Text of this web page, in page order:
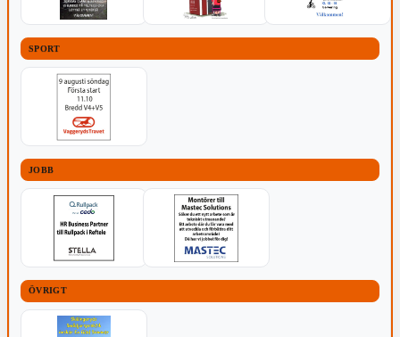
SPORT
JOBB
ÖVRIGT